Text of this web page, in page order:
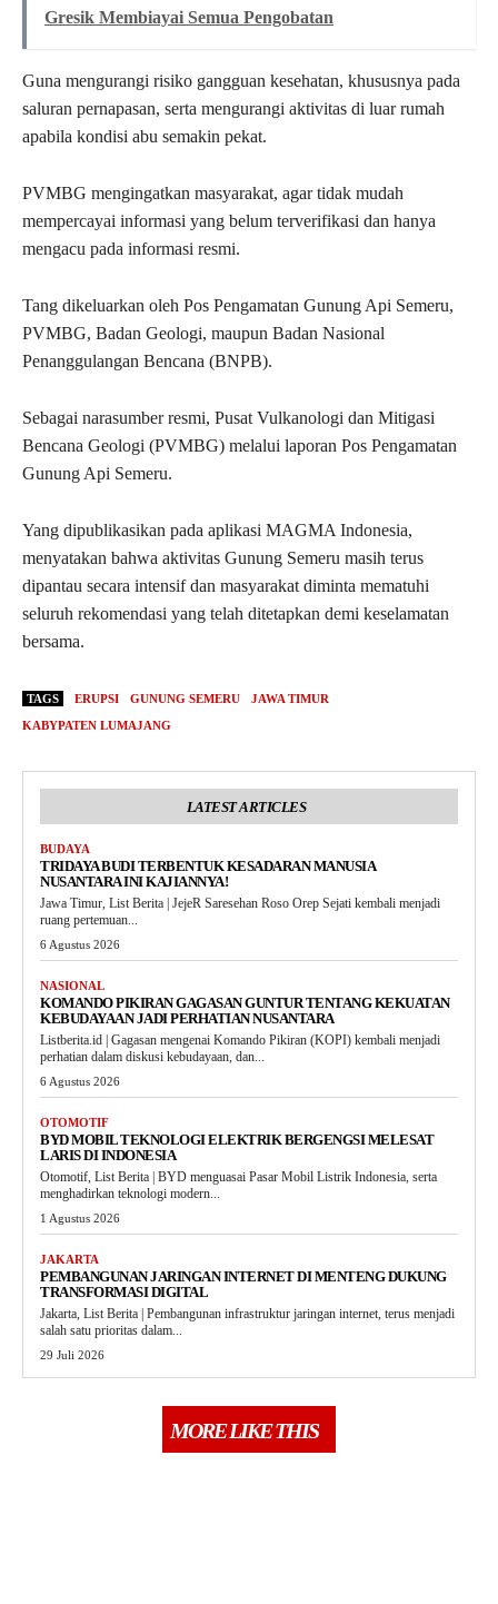
Gresik Membiayai Semua Pengobatan
Guna mengurangi risiko gangguan kesehatan, khususnya pada
saluran pernapasan, serta mengurangi aktivitas di luar rumah
apabila kondisi abu semakin pekat.
PVMBG mengingatkan masyarakat, agar tidak mudah
mempercayai informasi yang belum terverifikasi dan hanya
mengacu pada informasi resmi.
Tang dikeluarkan oleh Pos Pengamatan Gunung Api Semeru,
PVMBG, Badan Geologi, maupun Badan Nasional
Penanggulangan Bencana (BNPB).
Sebagai narasumber resmi, Pusat Vulkanologi dan Mitigasi
Bencana Geologi (PVMBG) melalui laporan Pos Pengamatan
Gunung Api Semeru.
Yang dipublikasikan pada aplikasi MAGMA Indonesia,
menyatakan bahwa aktivitas Gunung Semeru masih terus
dipantau secara intensif dan masyarakat diminta mematuhi
seluruh rekomendasi yang telah ditetapkan demi keselamatan
bersama.
TAGS ERUPSI GUNUNG SEMERU
JAWA TIMUR
KABYPATEN LUMAJANG
LATEST ARTICLES
BUDAYA
TRIDAYA BUDI TERBENTUK KESADARAN MANUSIA
NUSANTARA INI KAJIANNYA!
Jawa Timur, List Berita | JejeR Saresehan Roso Orep Sejati kembali menjadi
ruang pertemuan...
6 Agustus 2026
NASIONAL
KOMANDO PIKIRAN GAGASAN GUNTUR TENTANG KEKUATAN
KEBUDAYAAN JADI PERHATIAN NUSANTARA
Listberita.id | Gagasan mengenai Komando Pikiran (KOPI) kembali menjadi
perhatian dalam diskusi kebudayaan, dan...
6 Agustus 2026
OTOMOTIF
BYD MOBIL TEKNOLOGI ELEKTRIK BERGENGSI MELESAT
LARIS DI INDONESIA
Otomotif, List Berita | BYD menguasai Pasar Mobil Listrik Indonesia, serta
menghadirkan teknologi modern...
1 Agustus 2026
JAKARTA
PEMBANGUNAN JARINGAN INTERNET DI MENTENG DUKUNG
TRANSFORMASI DIGITAL
Jakarta, List Berita | Pembangunan infrastruktur jaringan internet, terus menjadi
salah satu prioritas dalam...
29 Juli 2026
MORE LIKE THIS